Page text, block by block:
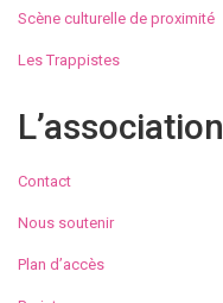
Scène culturelle de proximité
Les Trappistes
L’association
Contact
Nous soutenir
Plan d’accès